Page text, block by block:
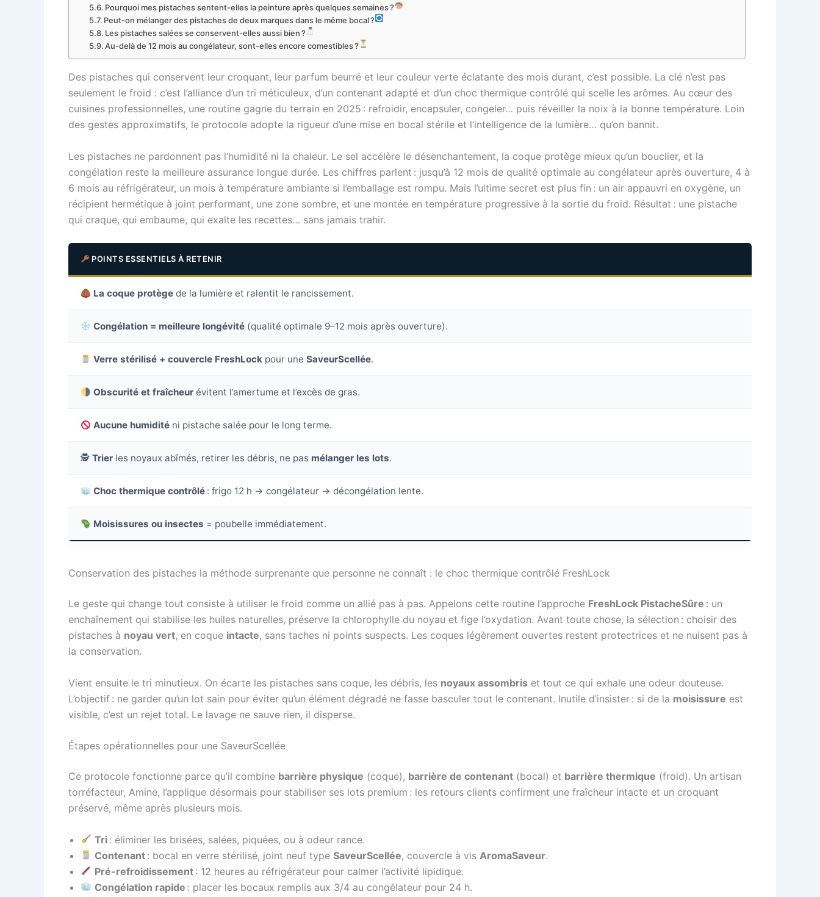
Pourquoi mes pistaches sentent-elles la peinture après quelques semaines ?
Peut-on mélanger des pistaches de deux marques dans le même bocal ?
Les pistaches salées se conservent-elles aussi bien ?
Au-delà de 12 mois au congélateur, sont-elles encore comestibles ?
Des pistaches qui conservent leur croquant, leur parfum beurré et leur couleur verte éclatante des mois durant, c’est possible. La clé n’est pas
seulement le froid : c’est l’alliance d’un tri méticuleux, d’un contenant adapté et d’un choc thermique contrôlé qui scelle les arômes. Au cœur des
cuisines professionnelles, une routine gagne du terrain en 2025 : refroidir, encapsuler, congeler… puis réveiller la noix à la bonne température. Loin
des gestes approximatifs, le protocole adopte la rigueur d’une mise en bocal stérile et l’intelligence de la lumière… qu’on bannit.
Les pistaches ne pardonnent pas l’humidité ni la chaleur. Le sel accélère le désenchantement, la coque protège mieux qu’un bouclier, et la
congélation reste la meilleure assurance longue durée. Les chiffres parlent : jusqu’à 12 mois de qualité optimale au congélateur après ouverture, 4 à
6 mois au réfrigérateur, un mois à température ambiante si l’emballage est rompu. Mais l’ultime secret est plus fin : un air appauvri en oxygène, un
récipient hermétique à joint performant, une zone sombre, et une montée en température progressive à la sortie du froid. Résultat : une pistache
qui craque, qui embaume, qui exalte les recettes… sans jamais trahir.
POINTS ESSENTIELS À RETENIR
La coque protège de la lumière et ralentit le rancissement.
Congélation = meilleure longévité (qualité optimale 9–12 mois après ouverture).
Verre stérilisé + couvercle FreshLock pour uneSaveurScellée.
Obscurité et fraîcheur évitent l’amertume et l’excès de gras.
Aucune humidité ni pistache salée pour le long terme.
🕵️ Trier les noyaux abîmés, retirer les débris, ne pas mélanger les lots.
Choc thermique contrôlé : frigo 12 h → congélateur → décongélation lente.
Moisissures ou insectes = poubelle immédiatement.
Conservation des pistaches la méthode surprenante que personne ne connaît : le choc thermique contrôlé FreshLock
Le geste qui change tout consiste à utiliser le froid comme un allié pas à pas. Appelons cette routine l’approche FreshLock PistacheSûre : un
enchaînement qui stabilise les huiles naturelles, préserve la chlorophylle du noyau et fige l’oxydation. Avant toute chose, la sélection : choisir des
pistaches à noyau vert, en coque intacte, sans taches ni points suspects. Les coques légèrement ouvertes restent protectrices et ne nuisent pas à
la conservation.
Vient ensuite le tri minutieux. On écarte les pistaches sans coque, les débris, les noyaux assombris et tout ce qui exhale une odeur douteuse.
L’objectif : ne garder qu’un lot sain pour éviter qu’un élément dégradé ne fasse basculer tout le contenant. Inutile d’insister : si de la moisissure est
visible, c’est un rejet total. Le lavage ne sauve rien, il disperse.
Étapes opérationnelles pour une SaveurScellée
Ce protocole fonctionne parce qu’il combine barrière physique (coque), barrière de contenant (bocal) et barrière thermique (froid). Un artisan
torréfacteur, Amine, l’applique désormais pour stabiliser ses lots premium : les retours clients confirment une fraîcheur intacte et un croquant
préservé, même après plusieurs mois.
Tri : éliminer les brisées, salées, piquées, ou à odeur rance.
Contenant : bocal en verre stérilisé, joint neuf typeSaveurScellée, couvercle à vis AromaSaveur.
Pré-refroidissement : 12 heures au réfrigérateur pour calmer l’activité lipidique.
Congélation rapide : placer les bocaux remplis aux 3/4 au congélateur pour 24 h.